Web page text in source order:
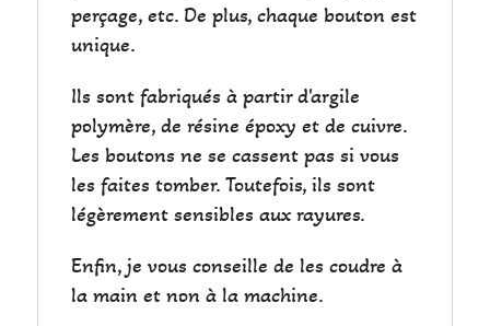
perçage, etc. De plus, chaque bouton est
unique.
Ils sont fabriqués à partir d'argile
polymère, de résine époxy et de cuivre.
Les boutons ne se cassent pas si vous
les faites tomber. Toutefois, ils sont
légèrement sensibles aux rayures.
Enfin, je vous conseille de les coudre à
la main et non à la machine.